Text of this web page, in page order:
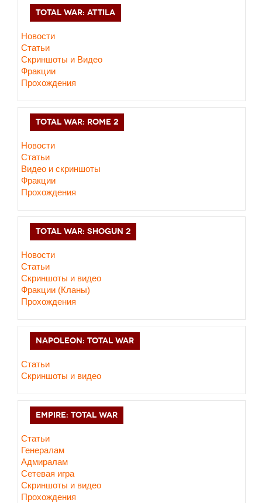
TOTAL WAR: ATTILA
Новости
Статьи
Скриншоты и Видео
Фракции
Прохождения
TOTAL WAR: ROME 2
Новости
Статьи
Видео и скриншоты
Фракции
Прохождения
TOTAL WAR: SHOGUN 2
Новости
Статьи
Cкриншоты и видео
Фракции (Кланы)
Прохождения
NAPOLEON: TOTAL WAR
Статьи
Скриншоты и видео
EMPIRE: TOTAL WAR
Статьи
Генералам
Адмиралам
Сетевая игра
Скриншоты и видео
Прохождения